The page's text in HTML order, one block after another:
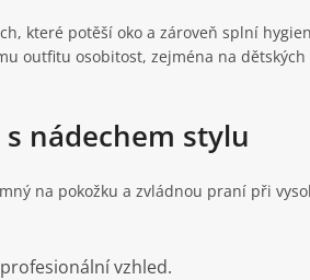
které potěší oko a zároveň splní
outfitu osobitost, zejména na
nádechem stylu
na pokožku a zvládnou praní při
vzhled.